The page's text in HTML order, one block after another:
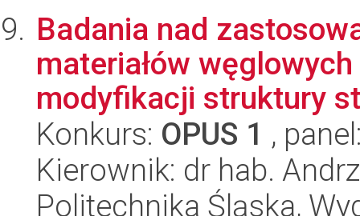
Badania nad
materiałów
modyfikacji struktury
Konkurs: OPUS 1 ,
Kierownik: dr hab.
Politechnika Śląska,